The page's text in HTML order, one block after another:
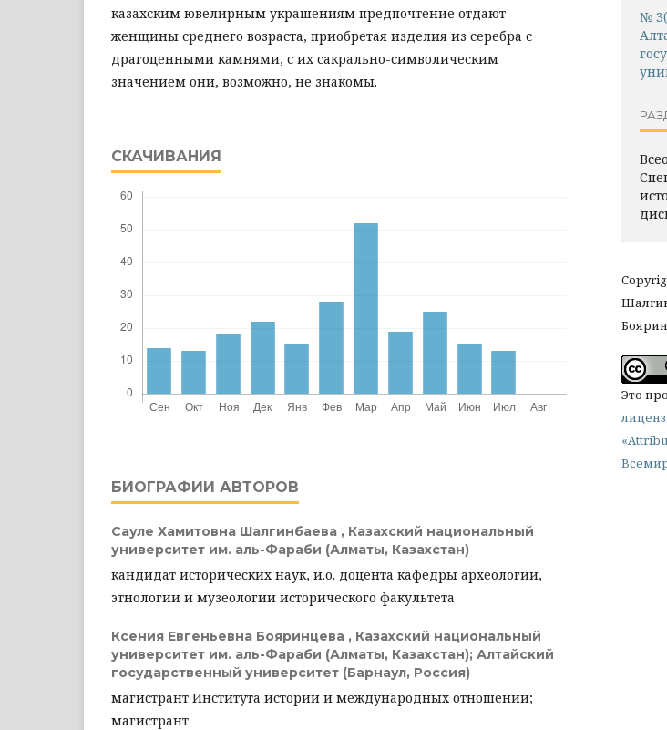
казахским ювелирным украшениям предпочтение отдают
женщины среднего возраста, приобретая изделия из серебра с
драгоценными камнями, с их сакрально-символическим
значением они, возможно, не знакомы.
СКАЧИВАНИЯ
БИОГРАФИИ АВТОРОВ
Сауле Хамитовна Шалгинбаева , Казахский национальный
университет им. аль-Фараби (Алматы, Казахстан)
кандидат исторических наук, и.о. доцента кафедры археологии,
этнологии и музеологии исторического факультета
Ксения Евгеньевна Бояринцева , Казахский национальный
университет им. аль-Фараби (Алматы, Казахстан); Алтайский
государственный университет (Барнаул, Россия)
магистрант Института истории и международных отношений;
магистрант
№
Это